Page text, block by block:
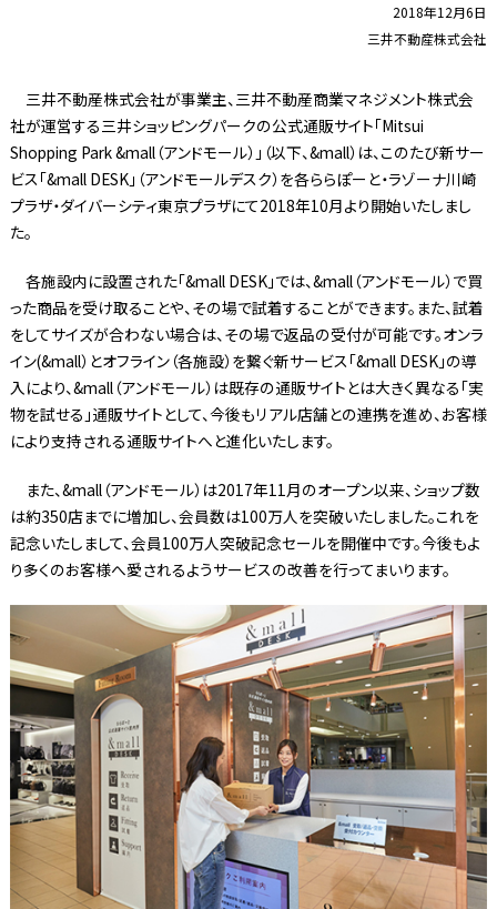
2018年12月6日
三井不動産株式会社
三井不動産株式会社が事業主、三井不動産商業マネジメント株式会
社が運営する三井ショッピングパークの公式通販サイト「Mitsui
Shopping Park &mall（アンドモール）」（以下、&mall）は、このたび新サー
ビス「&mall DESK」（アンドモールデスク）を各ららぽーと・ラゾーナ川崎
プラザ・ダイバーシティ東京プラザにて2018年10月より開始いたしまし
た。
各施設内に設置された「&mall DESK」では、&mall（アンドモール）で買
った商品を受け取ることや、その場で試着することができます。また、試着
をしてサイズが合わない場合は、その場で返品の受付が可能です。オンラ
イン(&mall）とオフライン（各施設）を繋ぐ新サービス「&mall DESK」の導
入により、&mall（アンドモール）は既存の通販サイトとは大きく異なる「実
物を試せる」通販サイトとして、今後もリアル店舗との連携を進め、お客様
により支持される通販サイトへと進化いたします。
また、&mall（アンドモール）は2017年11月のオープン以来、ショップ数
は約350店までに増加し、会員数は100万人を突破いたしました。これを
記念いたしまして、会員100万人突破記念セールを開催中です。今後もよ
り多くのお客様へ愛されるようサービスの改善を行ってまいります。